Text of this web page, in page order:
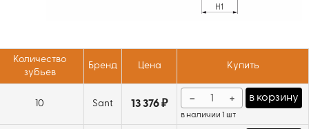
Количество
зубьев
Бренд Цена Купить
10 Sant 13 376 ₽ − + в корзину
в наличии 1 шт